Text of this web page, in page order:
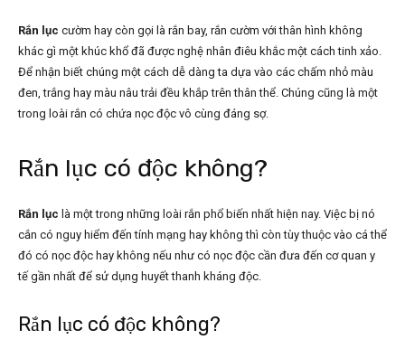
Rắn lục cườm hay còn gọi là rắn bay, rắn cườm với thân hình không
khác gì một khúc khổ đã được nghệ nhân điêu khắc một cách tinh xảo.
Để nhận biết chúng một cách dễ dàng ta dựa vào các chấm nhỏ màu
đen, trắng hay màu nâu trải đều khắp trên thân thể. Chúng cũng là một
trong loài rắn có chứa nọc độc vô cùng đáng sợ.
Rắn lục có độc không?
Rắn lục là một trong những loài rắn phổ biến nhất hiện nay. Việc bị nó
cắn có nguy hiểm đến tính mạng hay không thì còn tùy thuộc vào cá thể
đó có nọc độc hay không nếu như có nọc độc cần đưa đến cơ quan y
tế gần nhất để sử dụng huyết thanh kháng độc.
Rắn lục có độc không?